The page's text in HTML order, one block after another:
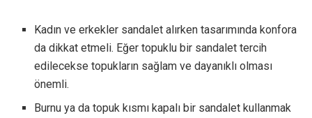
Kadın ve erkekler sandalet alırken tasarımında konfora
da dikkat etmeli. Eğer topuklu bir sandalet tercih
edilecekse topukların sağlam ve dayanıklı olması
önemli.
Burnu ya da topuk kısmı kapalı bir sandalet kullanmak